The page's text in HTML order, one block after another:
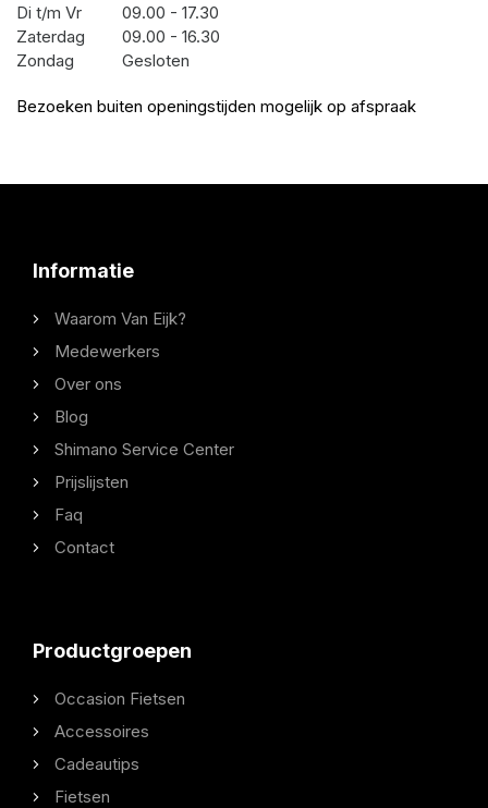
Di t/m Vr
09.00 - 17.30
Zaterdag
09.00 - 16.30
Zondag
Gesloten
Bezoeken buiten openingstijden mogelijk op afspraak
Informatie
Waarom Van Eijk?
Medewerkers
Over ons
Blog
Shimano Service Center
Prijslijsten
Faq
Contact
Productgroepen
Occasion Fietsen
Accessoires
Cadeautips
Fietsen